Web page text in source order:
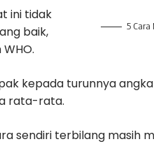
5
ini tidak
baik,
kepada turunnya
rata-rata.
sendiri terbilang masih